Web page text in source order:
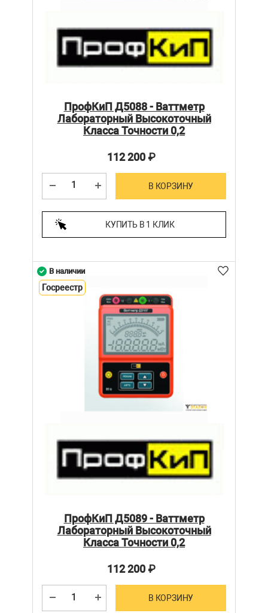
ПрофКиП Д5088 - Ваттметр
Лабораторный Высокоточный
Класса Точности 0,2
112 200₽
В КОРЗИНУ
КУПИТЬ В 1 КЛИК
ПрофКиП Д5089 - Ваттметр
Лабораторный Высокоточный
Класса Точности 0,2
112 200₽
В КОРЗИНУ
В наличии
Госреестр